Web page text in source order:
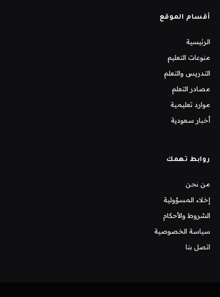
أقسام الموقع
الرئيسية
منوعات التعليم
التدريس والتعلم
مصادر التعلم
موارد تعليمية
أخبار سعودية
روابط تهمك
من نحن
إخلاء المسؤولية
الشروط والأحكام
سياسة الخصوصية
اتصل بنا